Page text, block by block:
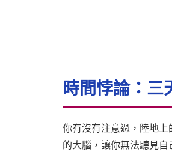
時間悖論：三
你有沒有注意過，陸地
的大腦，讓你無法聽見自